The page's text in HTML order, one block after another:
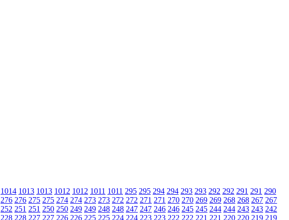
1014 1013 1013 1012 1012 1011 1011 295 295 294 294 293 293 292 292 291 291 290
276 276 275 275 274 274 273 273 272 272 271 271 270 270 269 269 268 268 267 267
252 251 251 250 250 249 249 248 248 247 247 246 246 245 245 244 244 243 243 242
228 228 227 227 226 226 225 225 224 224 223 223 222 222 221 221 220 220 219 219